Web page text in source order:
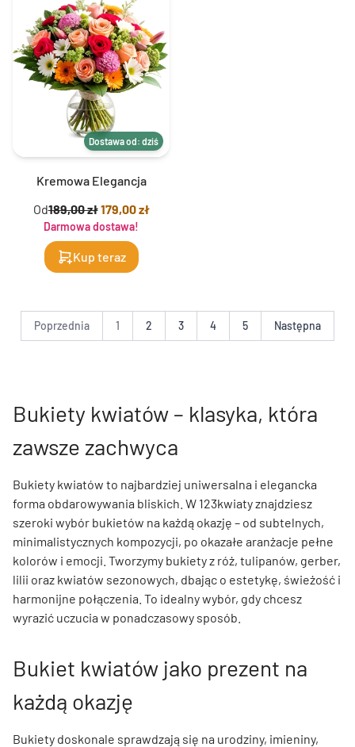
Dostawa od: dziś
Kremowa Elegancja
Od189,00 zł179,00 zł
Darmowa dostawa!
Kup teraz
Poprzednia 1 2 3 4 5 Następna
Bukiety kwiatów – klasyka, która
zawsze zachwyca
Bukiety kwiatów to najbardziej uniwersalna i elegancka
forma obdarowywania bliskich. W 123kwiaty znajdziesz
szeroki wybór bukietów na każdą okazję – od subtelnych,
minimalistycznych kompozycji, po okazałe aranżacje pełne
kolorów i emocji. Tworzymy bukiety z róż, tulipanów, gerber,
lilii oraz kwiatów sezonowych, dbając o estetykę, świeżość i
harmonijne połączenia. To idealny wybór, gdy chcesz
wyrazić uczucia w ponadczasowy sposób.
Bukiet kwiatów jako prezent na
każdą okazję
Bukiety doskonale sprawdzają się na urodziny, imieniny,